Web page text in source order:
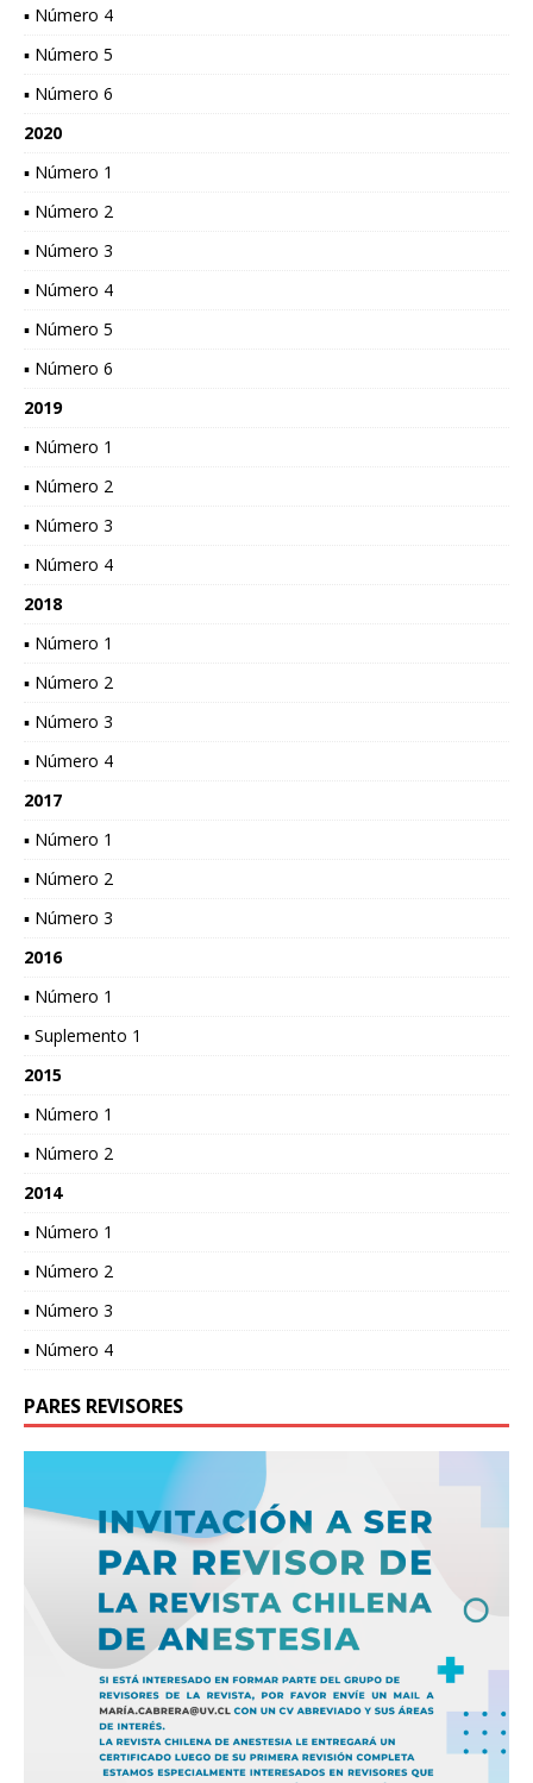
▪ Número 4
▪ Número 5
▪ Número 6
2020
▪ Número 1
▪ Número 2
▪ Número 3
▪ Número 4
▪ Número 5
▪ Número 6
2019
▪ Número 1
▪ Número 2
▪ Número 3
▪ Número 4
2018
▪ Número 1
▪ Número 2
▪ Número 3
▪ Número 4
2017
▪ Número 1
▪ Número 2
▪ Número 3
2016
▪ Número 1
▪ Suplemento 1
2015
▪ Número 1
▪ Número 2
2014
▪ Número 1
▪ Número 2
▪ Número 3
▪ Número 4
PARES REVISORES